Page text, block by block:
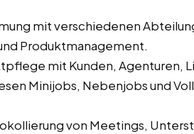
mit verschiedenen
Produktmanagement.
mit Kunden, Agenturen,
Minijobs, Nebenjobs und
von Meetings,